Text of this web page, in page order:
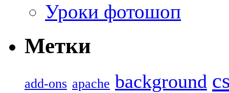
Уроки фотошоп
Метки
add-ons apache background